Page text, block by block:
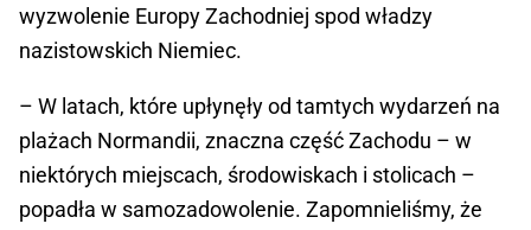
wyzwolenie Europy Zachodniej spod władzy
nazistowskich Niemiec.
– W latach, które upłynęły od tamtych wydarzeń na
plażach Normandii, znaczna część Zachodu – w
niektórych miejscach, środowiskach i stolicach –
popadła w samozadowolenie. Zapomnieliśmy, że